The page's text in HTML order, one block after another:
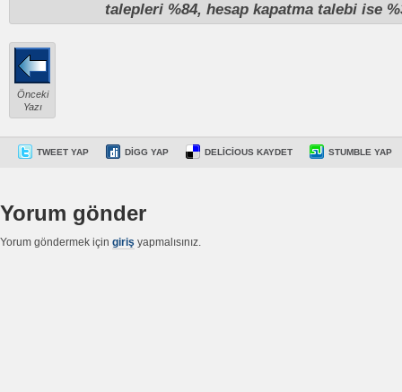
talepleri %84, hesap kapatma talebi ise
Önceki
Yazı
TWEET YAP DIGG YAP DELICIOUS KAYDET STUMBLE YAP
Yorum gönder
Yorum göndermek için giriş yapmalısınız.